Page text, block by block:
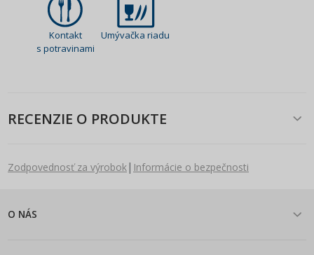
Kontakt
s potravinami
Umývačka riadu
RECENZIE O PRODUKTE
Zodpovednosť za výrobok| Informácie o bezpečnosti
O NÁS